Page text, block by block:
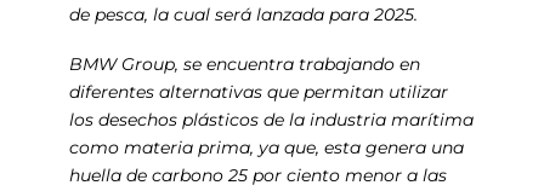
de pesca, la cual será lanzada para 2025.
BMW Group, se encuentra trabajando en
diferentes alternativas que permitan utilizar
los desechos plásticos de la industria marítima
como materia prima, ya que, esta genera una
huella de carbono 25 por ciento menor a las